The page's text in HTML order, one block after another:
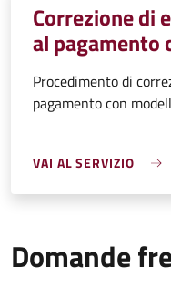
Correzione di
al pagamento
Procedimento di
pagamento con
VAI AL SERVIZIO
Domande